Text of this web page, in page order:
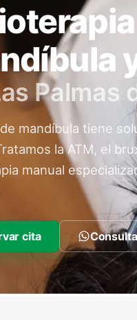
Palmas
mandíbula tiene
la ATM, el
manual
cita